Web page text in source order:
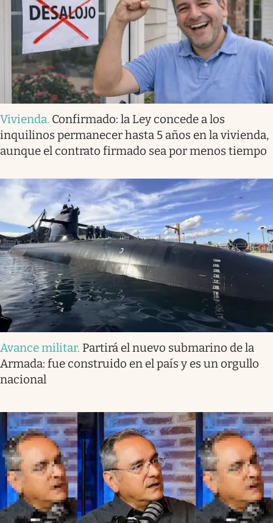
Vivienda. Confirmado: la Ley concede a los
inquilinos permanecer hasta 5 años en la vivienda,
aunque el contrato firmado sea por menos tiempo
Avance militar. Partirá el nuevo submarino de la
Armada: fue construido en el país y es un orgullo
nacional